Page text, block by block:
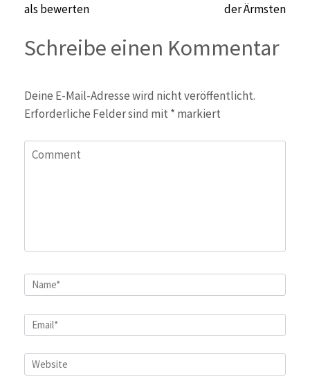
als bewerten
der Ärmsten
Schreibe einen Kommentar
Deine E-Mail-Adresse wird nicht veröffentlicht.
Erforderliche Felder sind mit * markiert
Comment
Name*
Email*
Website